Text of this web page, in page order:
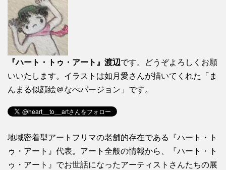
『ハート・トゥ・アート』渡辺です。どうぞよろしくお願
いいたします。イラストは如月愛さんが描いてくれた「ま
んまる似顔絵＠なべバージョン」です。
地域密着型アートフリマの老舗的存在である『ハート・ト
ゥ・アート』代表。アート全般の情報から、『ハート・ト
ゥ・アート』でお世話になったアーティストさんたちの展